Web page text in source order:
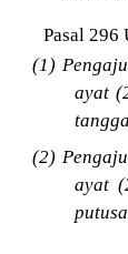
Pasal 296
(1)
ayat
(2)
ayat